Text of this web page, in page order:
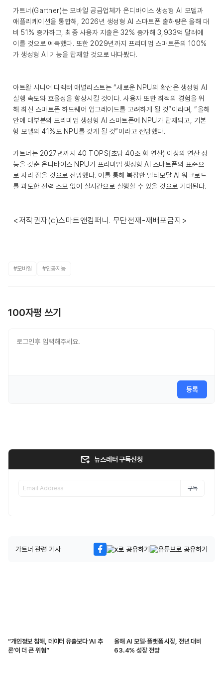
가트너(Gartner)는 모바일 공급업체가 온디바이스 생성형 AI 모델과
애플리케이션을 통합해, 2026년 생성형 AI 스마트폰 출하량은 올해 대
비 51% 증가하고, 최종 사용자 지출은 32% 증가해 3,933억 달러에
이를 것으로 예측했다. 또한 2029년까지 프리미엄 스마트폰의 100%
가 생성형 AI 기능을 탑재할 것으로 내다봤다.
아트왈 시니어 디렉터 애널리스트는 “새로운 NPU의 확산은 생성형 AI
실행 속도와 효율성을 향상시킬 것이다. 사용자 또한 최적의 경험을 위
해 최신 스마트폰 하드웨어 업그레이드를 고려하게 될 것”이라며, “올해
안에 대부분의 프리미엄 생성형 AI 스마트폰에 NPU가 탑재되고, 기본
형 모델의 41%도 NPU를 갖게 될 것”이라고 전망했다.
가트너는 2027년까지 40 TOPS(초당 40조 회 연산) 이상의 연산 성
능을 갖춘 온디바이스 NPU가 프리미엄 생성형 AI 스마트폰의 표준으
로 자리 잡을 것으로 전망했다. 이를 통해 복잡한 멀티모달 AI 워크로드
를 과도한 전력 소모 없이 실시간으로 실행할 수 있을 것으로 기대된다.
<저작권자(c)스마트앤컴퍼니. 무단전재-재배포금지>
#모바일 #인공지능
100자평 쓰기
등록
뉴스레터 구독신청
구독
가트너 관련 기사
“개인정보 침해, 데이터 유출보다 ‘AI 추
론’이 더 큰 위협”
올해 AI 모델·플랫폼 시장, 전년 대비
63.4% 성장 전망